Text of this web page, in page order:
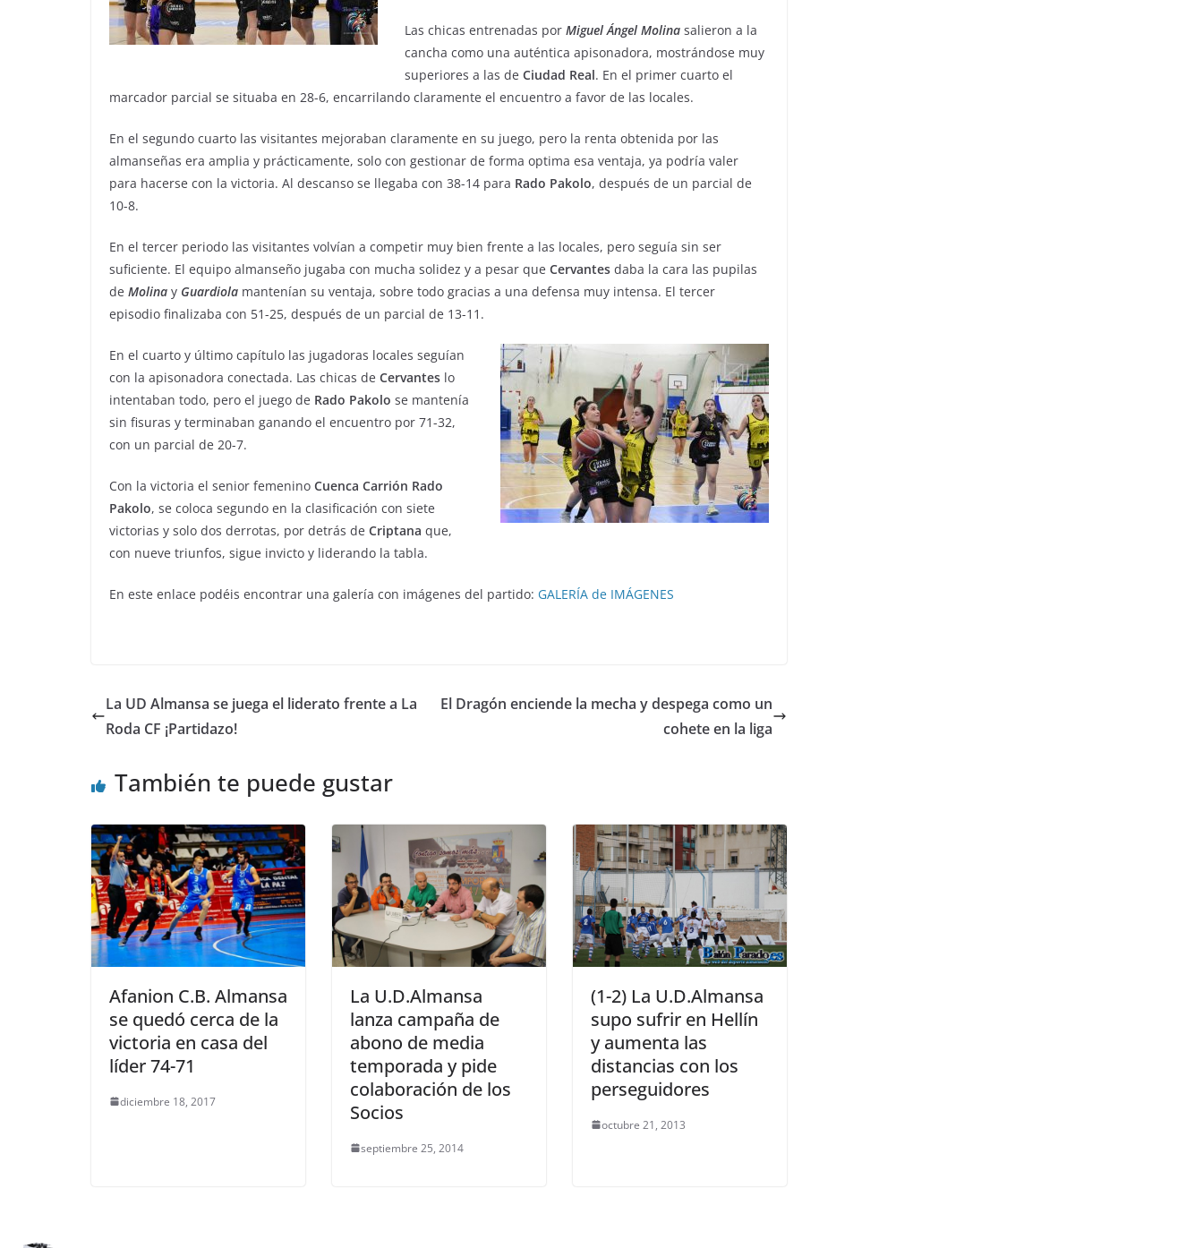
Las chicas entrenadas por Miguel Ángel Molina salieron a la
cancha como una auténtica apisonadora, mostrándose muy
superiores a las de Ciudad Real. En el primer cuarto el
marcador parcial se situaba en 28-6, encarrilando claramente el encuentro a favor de las locales.
En el segundo cuarto las visitantes mejoraban claramente en su juego, pero la renta obtenida por las
almanseñas era amplia y prácticamente, solo con gestionar de forma optima esa ventaja, ya podría valer
para hacerse con la victoria. Al descanso se llegaba con 38-14 para Rado Pakolo, después de un parcial de
10-8.
En el tercer periodo las visitantes volvían a competir muy bien frente a las locales, pero seguía sin ser
suficiente. El equipo almanseño jugaba con mucha solidez y a pesar que Cervantes daba la cara las pupilas
de Molina y Guardiola mantenían su ventaja, sobre todo gracias a una defensa muy intensa. El tercer
episodio finalizaba con 51-25, después de un parcial de 13-11.
En el cuarto y último capítulo las jugadoras locales seguían
con la apisonadora conectada. Las chicas de Cervantes lo
intentaban todo, pero el juego de Rado Pakolo se mantenía
sin fisuras y terminaban ganando el encuentro por 71-32,
con un parcial de 20-7.
Con la victoria el senior femenino Cuenca Carrión Rado
Pakolo, se coloca segundo en la clasificación con siete
victorias y solo dos derrotas, por detrás de Criptana que,
con nueve triunfos, sigue invicto y liderando la tabla.
En este enlace podéis encontrar una galería con imágenes del partido: GALERÍA de IMÁGENES
La UD Almansa se juega el liderato frente a La
Roda CF ¡Partidazo!
El Dragón enciende la mecha y despega como un
cohete en la liga
También te puede gustar
Afanion C.B. Almansa
se quedó cerca de la
victoria en casa del
líder 74-71
diciembre 18, 2017
La U.D.Almansa
lanza campaña de
abono de media
temporada y pide
colaboración de los
Socios
septiembre 25, 2014
(1-2) La U.D.Almansa
supo sufrir en Hellín
y aumenta las
distancias con los
perseguidores
octubre 21, 2013